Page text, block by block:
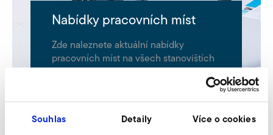
Souhlas Detaily Více o cookies
Nabídky pracovních míst
Zde naleznete aktuální nabídky
pracovních míst na všech stanovištích
Elektror.